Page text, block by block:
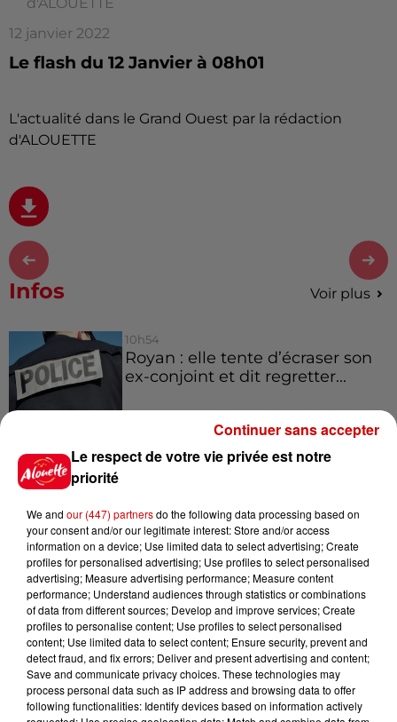
12 janvier 2022
Le flash du 12 Janvier à 08h01
L'actualité dans le Grand Ouest par la rédaction
d'ALOUETTE
Infos Voir plus
10h54
Royan : elle tente d’écraser son
ex-conjoint et dit regretter...
9h45
en...
7 août 2026
Pape Léon XIV en France : quel
est son programme ?
7 août 2026
Limoges : un bébé d'un mois
Le respect de votre vie privée est notre
priorité
We and our (447) partnersdo the following data processing based on
your consent and/or our legitimate interest: Store and/or access
information on a device; Use limited data to select advertising; Create
profiles for personalised advertising; Use profiles to select personalised
advertising; Measure advertising performance; Measure content
performance; Understand audiences through statistics or combinations
of data from different sources; Develop and improve services; Create
profiles to personalise content; Use profiles to select personalised
content; Use limited data to select content; Ensure security, prevent and
detect fraud, and fix errors; Deliver and present advertising and content;
Save and communicate privacy choices. These technologies may
process personal data such as IP address and browsing data to offer
following functionalities: Identify devices based on information actively
Continuer sans accepter